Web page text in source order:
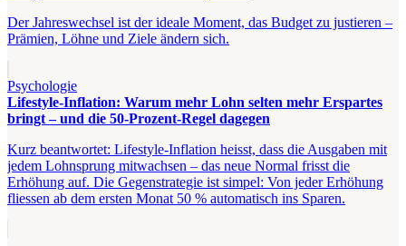
Der Jahreswechsel ist der ideale Moment, das Budget zu justieren –
Prämien, Löhne und Ziele ändern sich.
Psychologie
Lifestyle-Inflation: Warum mehr Lohn selten mehr Erspartes
bringt – und die 50-Prozent-Regel dagegen
Kurz beantwortet: Lifestyle-Inflation heisst, dass die Ausgaben mit
jedem Lohnsprung mitwachsen – das neue Normal frisst die
Erhöhung auf. Die Gegenstrategie ist simpel: Von jeder Erhöhung
fliessen ab dem ersten Monat 50 % automatisch ins Sparen.